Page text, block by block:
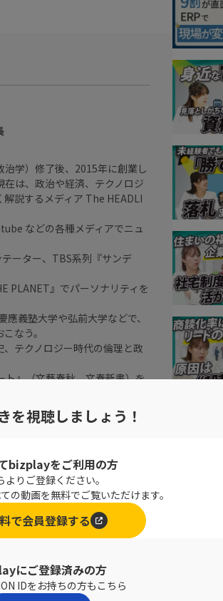
学）修了後、2015年に創業し
は、政治や経済、テクノロジ
説するメディア The HEADLI
などの各種メディアでニュ
ーター、TBS系列『サンデ
PLANET』でパーソナリティを
義塾大学や弘前大学などで、
なう。
テクノロジー時代の倫理と政
ト』（文藝春秋、文春新書）を
を視聴しましょう！
bizplayをご利用の方
よりご登録ください。
の動画を無料でご覧いただけます。
で会員登録する
にご登録済みの方
IDをお持ちの方もこちら